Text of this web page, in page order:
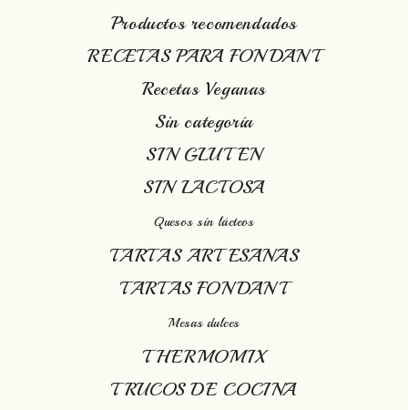
Productos recomendados
RECETAS PARA FONDANT
Recetas Veganas
Sin categoría
SIN GLUTEN
SIN LACTOSA
Quesos sin lácteos
TARTAS ARTESANAS
TARTAS FONDANT
Mesas dulces
THERMOMIX
TRUCOS DE COCINA